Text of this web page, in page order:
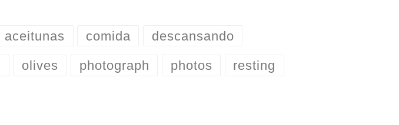
aceitunas comida descansando
olives photograph photos resting